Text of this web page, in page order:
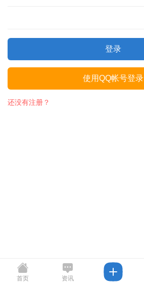
登录
使用QQ帐号登录
还没有注册？
首页 资讯